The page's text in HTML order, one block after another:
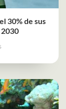
30% de sus